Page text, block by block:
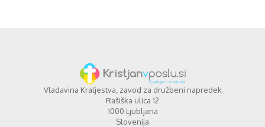
Vladavina Kraljestva, zavod za družbeni napredek
Rašiška ulica 12
1000 Ljubljana
Slovenija